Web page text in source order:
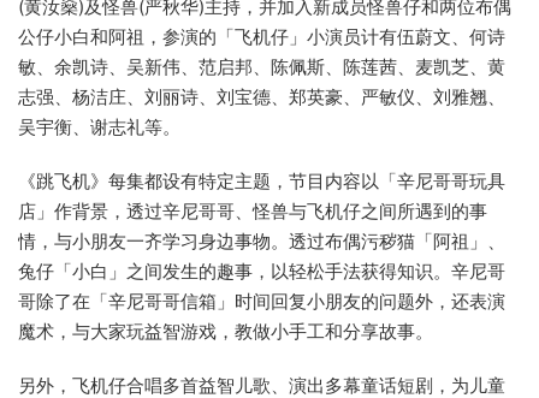
(黄汝燊)及怪兽(严秋华)主持，并加入新成员怪兽仔和两位布偶
公仔小白和阿祖，参演的「飞机仔」小演员计有伍蔚文、何诗
敏、余凯诗、吴新伟、范启邦、陈佩斯、陈莲茜、麦凯芝、黄
志强、杨洁庄、刘丽诗、刘宝德、郑英豪、严敏仪、刘雅翘、
吴宇衡、谢志礼等。
《跳飞机》每集都设有特定主题，节目内容以「辛尼哥哥玩具
店」作背景，透过辛尼哥哥、怪兽与飞机仔之间所遇到的事
情，与小朋友一齐学习身边事物。透过布偶污秽猫「阿祖」、
兔仔「小白」之间发生的趣事，以轻松手法获得知识。辛尼哥
哥除了在「辛尼哥哥信箱」时间回复小朋友的问题外，还表演
魔术，与大家玩益智游戏，教做小手工和分享故事。
另外，飞机仔合唱多首益智儿歌、演出多幕童话短剧，为儿童